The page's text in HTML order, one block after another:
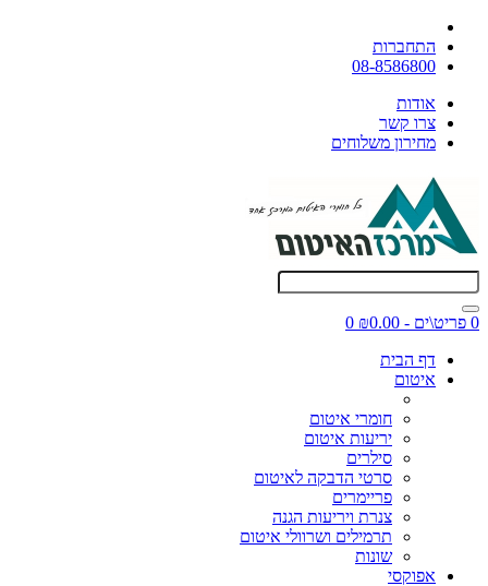
התחברות
08-8586800
אודות
צרו קשר
מחירון משלוחים
0 פריט\ים - ₪0.00
0
דף הבית
איטום
חומרי איטום
יריעות איטום
סילרים
סרטי הדבקה לאיטום
פריימרים
צנרת ויריעות הגנה
תרמילים ושרוולי איטום
שונות
אפוקסי